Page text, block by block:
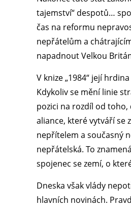
tajemství“ despotů…
čas na reformu
nepřátelům a
napadnout Velkou
V knize „1984“ její
Kdykoliv se mění linie
pozici na rozdíl od toho,
aliance, které vytváří se
nepřítelem a současný
nepřátelská. To
spojenec se zemí, o
Dneska však vlády
hlavních novinách.